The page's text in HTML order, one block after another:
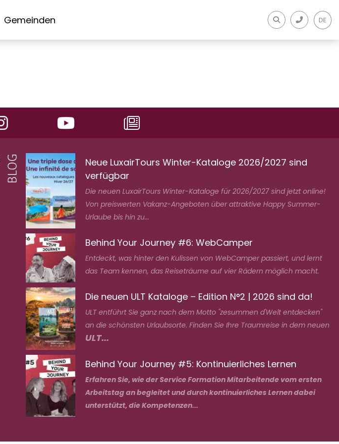
Gemeinden DE
Neue LuxairTours Winter-Kataloge 2026/2027 sind
verfügbar
Die neuen LuxairTours Winter-Kataloge für 2026/2027 sind jetzt online!
Von preiswerten Vakanz-Angeboten über attraktive Happy Summer-
Urlaube bis hin zu...
Behind Your Journey #6: WebCamper
Entdeckt, was hinter den Kulissen von WebCamper passiert, und lernt
das Team kennen, das Reiseträume auf vier Rädern möglich macht.
Die neuen ULT Kataloge – Edition N°2 | 2026 sind da!
ULT entführt Sie ganz nach dem Motto "zesummen d'Welt entdecken"
an die schönsten Urlaubsorte. Finden Sie Ihre Traumreise in dem neuen
ULT...
Behind Your Journey #5: Kontinuierliches Lernen
Erfahren Sie, wie der Service Formation Mitarbeitende vom ersten
Arbeitstag an begleitet und durch kontinuierliches Lernen dabei
unterstützt, die Kompetenzen...